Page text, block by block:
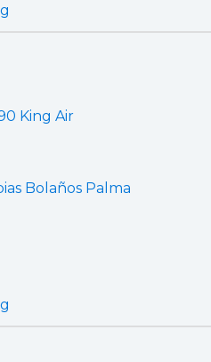
King Air
Bolaños Palma